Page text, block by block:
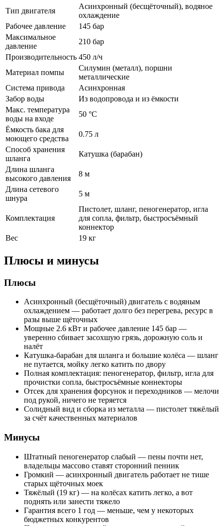
Тип двигателя
Асинхронный (бесщёточный), водяное
охлаждение
Рабочее давление
145 бар
Максимальное
давление
210 бар
Производительность 450 л/ч
Материал помпы
Силумин (металл), поршни
металлические
Система привода
Асинхронная
Забор воды
Из водопровода и из ёмкости
Макс. температура
воды на входе
50 °C
Ёмкость бака для
моющего средства
0.75 л
Способ хранения
шланга
Катушка (барабан)
Длина шланга
высокого давления
8 м
Длина сетевого
шнура
5 м
Комплектация
Пистолет, шланг, пеногенератор, игла
для сопла, фильтр, быстросъёмный
коннектор
Вес
19 кг
Плюсы и минусы
Плюсы
Асинхронный (бесщёточный) двигатель с водяным
охлаждением — работает долго без перегрева, ресурс в
разы выше щёточных
Мощные 2.6 кВт и рабочее давление 145 бар —
уверенно сбивает засохшую грязь, дорожную соль и
налёт
Катушка-барабан для шланга и большие колёса — шланг
не путается, мойку легко катить по двору
Полная комплектация: пеногенератор, фильтр, игла для
прочистки сопла, быстросъёмные коннекторы
Отсек для хранения форсунок и переходников — мелочи
под рукой, ничего не теряется
Солидный вид и сборка из металла — пистолет тяжёлый
за счёт качественных материалов
Минусы
Штатный пеногенератор слабый — пены почти нет,
владельцы массово ставят сторонний пенник
Громкий — асинхронный двигатель работает не тише
старых щёточных моек
Тяжёлый (19 кг) — на колёсах катить легко, а вот
поднять или занести тяжело
Гарантия всего 1 год — меньше, чем у некоторых
бюджетных конкурентов